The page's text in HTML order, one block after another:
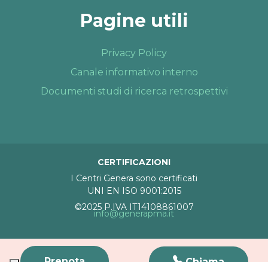
Pagine utili
Privacy Policy
Canale informativo interno
Documenti studi di ricerca retrospettivi
CERTIFICAZIONI
I Centri Genera sono certificati
UNI EN ISO 9001:2015
©2025 P.IVA IT14108861007
info@generapma.it